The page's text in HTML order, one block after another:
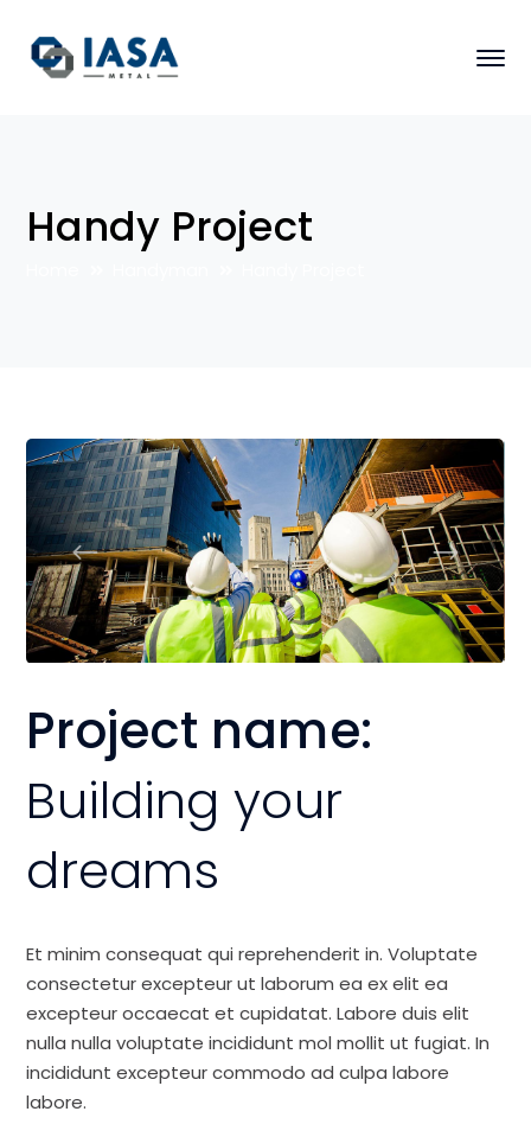
Handy Project
Project name:
Building your
dreams
Et minim consequat qui reprehenderit in. Voluptate
consectetur excepteur ut laborum ea ex elit ea
excepteur occaecat et cupidatat. Labore duis elit
nulla nulla voluptate incididunt mol mollit ut fugiat. In
incididunt excepteur commodo ad culpa labore
labore.